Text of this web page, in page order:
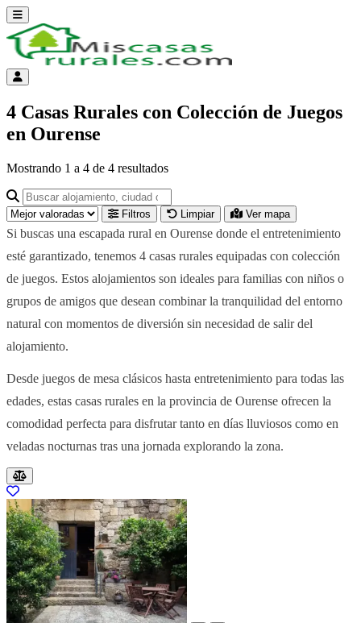
Abrir menú
Menú de cuenta
4 Casas Rurales con Colección de Juegos
en Ourense
Mostrando 1 a 4 de 4 resultados
Buscar alojamiento, ciudad o provincia para ir a su página
Filtros Limpiar Ver mapa
Si buscas una escapada rural en Ourense donde el entretenimiento
esté garantizado, tenemos 4 casas rurales equipadas con colección
de juegos. Estos alojamientos son ideales para familias con niños o
grupos de amigos que desean combinar la tranquilidad del entorno
natural con momentos de diversión sin necesidad de salir del
alojamiento.
Desde juegos de mesa clásicos hasta entretenimiento para todas las
edades, estas casas rurales en la provincia de Ourense ofrecen la
comodidad perfecta para disfrutar tanto en días lluviosos como en
veladas nocturnas tras una jornada explorando la zona.
Resultados del listado